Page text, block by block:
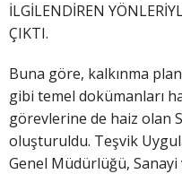
İLGİLENDİREN
ÇIKTI.
Buna göre, kalkınma
gibi temel dokümanları
görevlerine de haiz olan
oluşturuldu. Teşvik
Genel Müdürlüğü, Sanayi